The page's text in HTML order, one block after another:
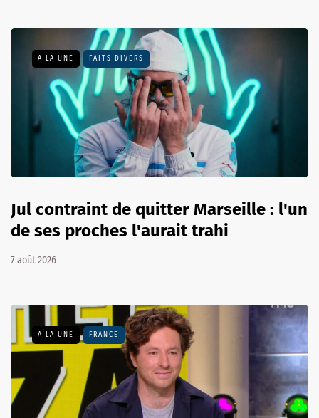
A LA UNE FAITS DIVERS
Jul contraint de quitter Marseille : l'un
de ses proches l'aurait trahi
7 août 2026
A LA UNE FRANCE